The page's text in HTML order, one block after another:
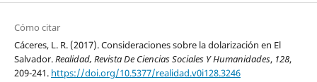
Cómo citar
Cáceres, L. R. (2017). Consideraciones sobre la dolarización en El
Salvador.Realidad, Revista De Ciencias Sociales Y Humanidades, 128,
209-241. https://doi.org/10.5377/realidad.v0i128.3246